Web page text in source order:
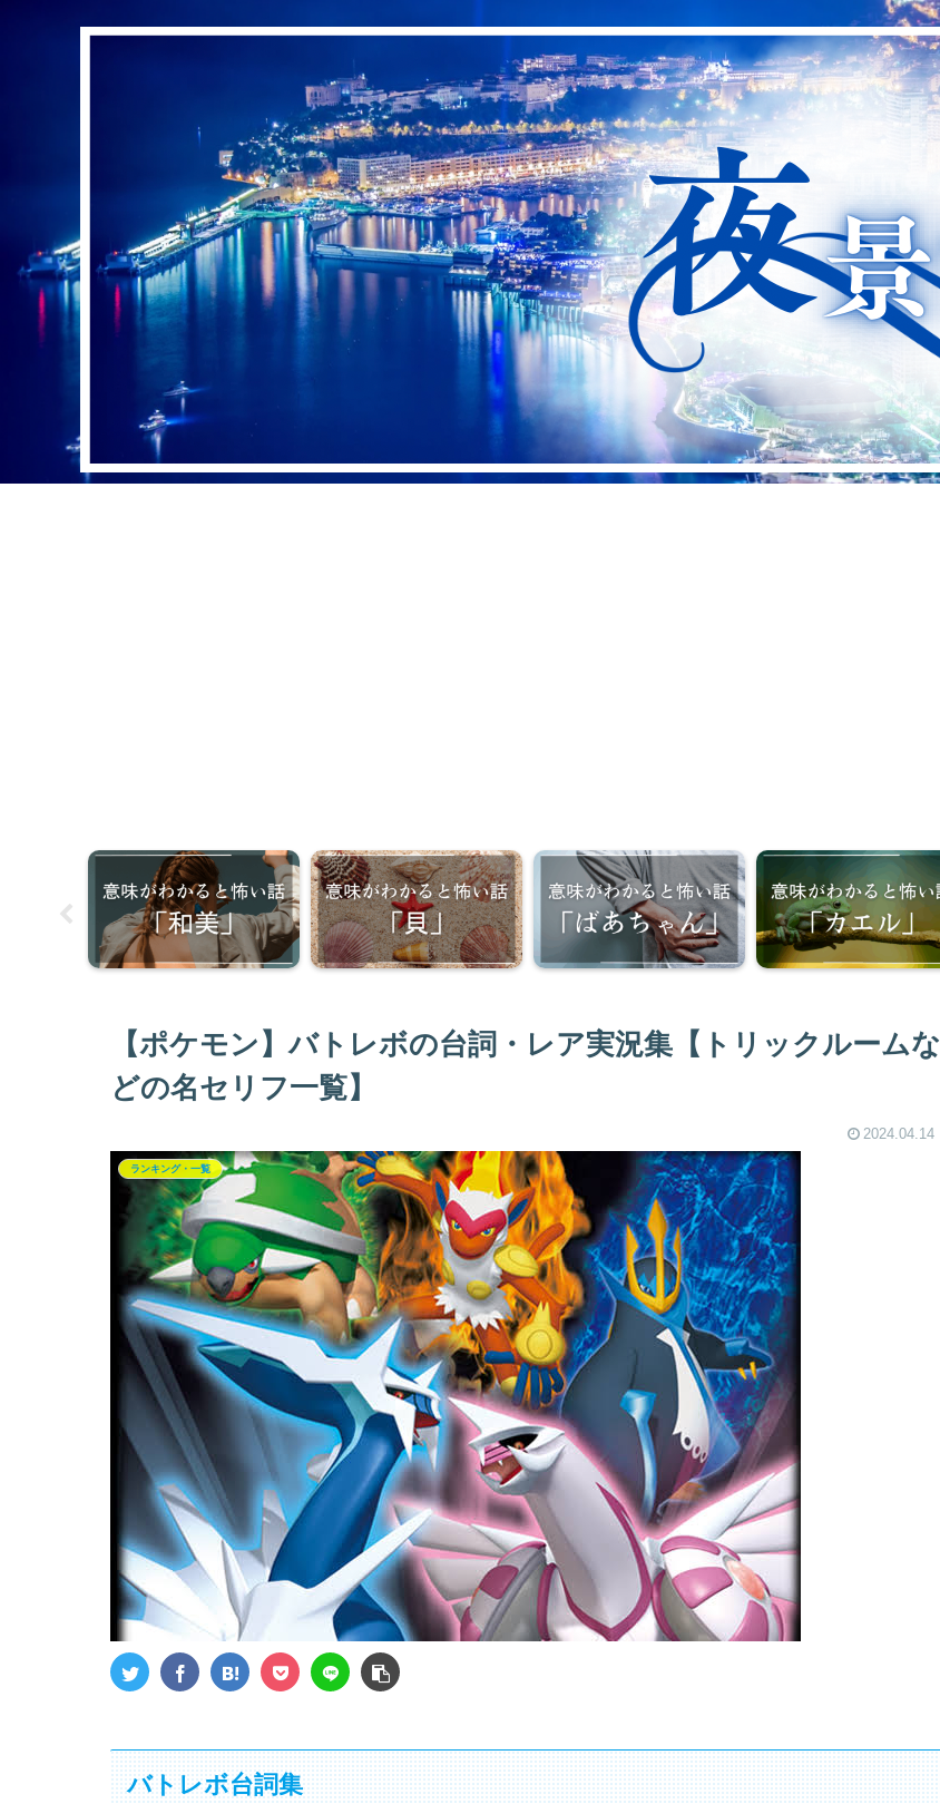
【ポケモン】バトレボの台詞・レア実況集【トリックルームな
どの名セリフ一覧】
2024.04.14
ランキング・一覧
バトレボ台詞集